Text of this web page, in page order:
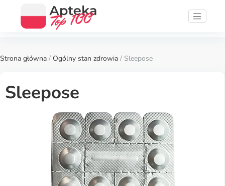
Strona główna / Ogólny stan zdrowia / Sleepose
Sleepose